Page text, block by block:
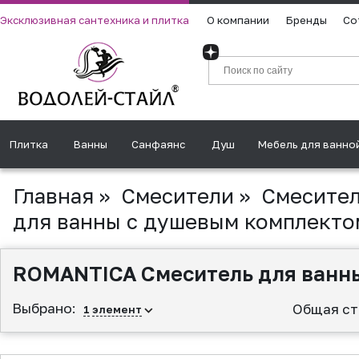
Эксклюзивная сантехника и плитка О компании Бренды
Плитка Ванны Санфаянс Душ Мебель для
Главная » Смесители »
для ванны с душевым
ROMANTICA Смеситель для
Выбрано: 1 элемент Общая